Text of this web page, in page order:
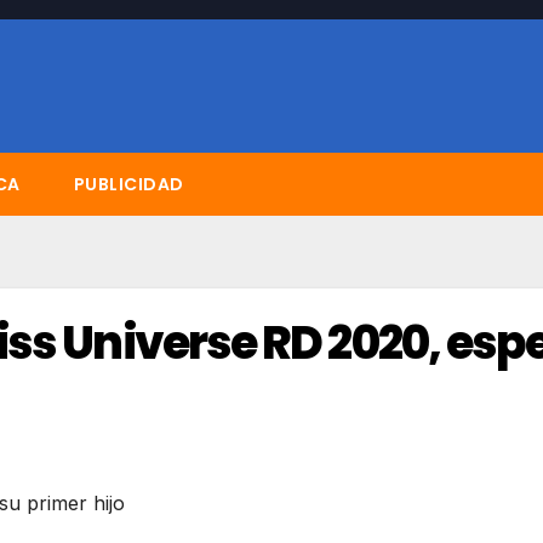
PUBLICIDAD
Universe RD 2020,